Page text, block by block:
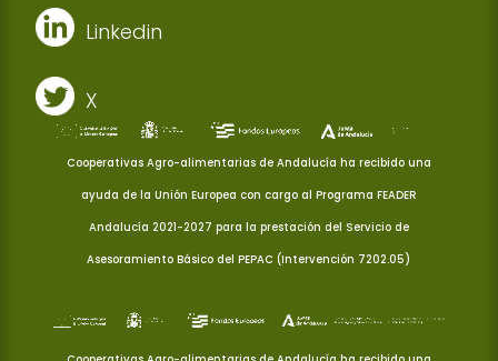
Linkedin
X
Cooperativas Agro-alimentarias de Andalucía ha recibido una
ayuda de la Unión Europea con cargo al Programa FEADER
Andalucía 2021-2027 para la prestación del Servicio de
Asesoramiento Básico del PEPAC (Intervención 7202.05)